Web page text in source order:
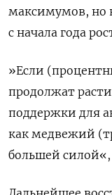
максимумов, но
с начала года
»Если
продолжат
поддержки для
как медвежий
большей